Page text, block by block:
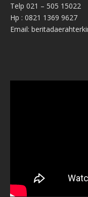
Telp 021 – 505 15022
Hp : 0821 1369 9627
Email: